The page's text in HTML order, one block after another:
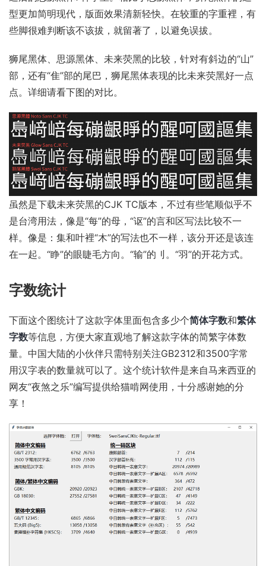
型更加简明现代，版面效果清新轻快。在较重的字重裡，有
些脚很难判断该不该拔，就留著了，以避免误拔。
狮尾黑体、思源黑体、未来荧黑的比较，针对有斜边的“山”
部，还有“隹”部的尾巴，狮尾黑体表现的比未来荧黑好一点
点。详细请看下图的对比。
虽然是下载未来荧黑的CJK TC版本，不过有些笔顺似乎不
是台湾用法，像是“每”的母，“讴”的言和区写法比较不一
样。像是：集和叶裡“木”的写法也不一样，该分开还是该连
在一起。“睁”的眼睫毛方向。“输”的刂。“羽”的开花方式。
字数统计
下面这个图统计了这款字体里面包含多少个简体字数和繁体
字数等信息，方便大家直观地了解这款字体的简繁字体数
量。中国大陆的小伙伴只需特别关注GB2312和3500字常
用汉字表的数量就可以了。这个统计软件是来自马来西亚的
网友“夜煞之乐”编写提供给猫啃网使用，十分感谢她的分
享！